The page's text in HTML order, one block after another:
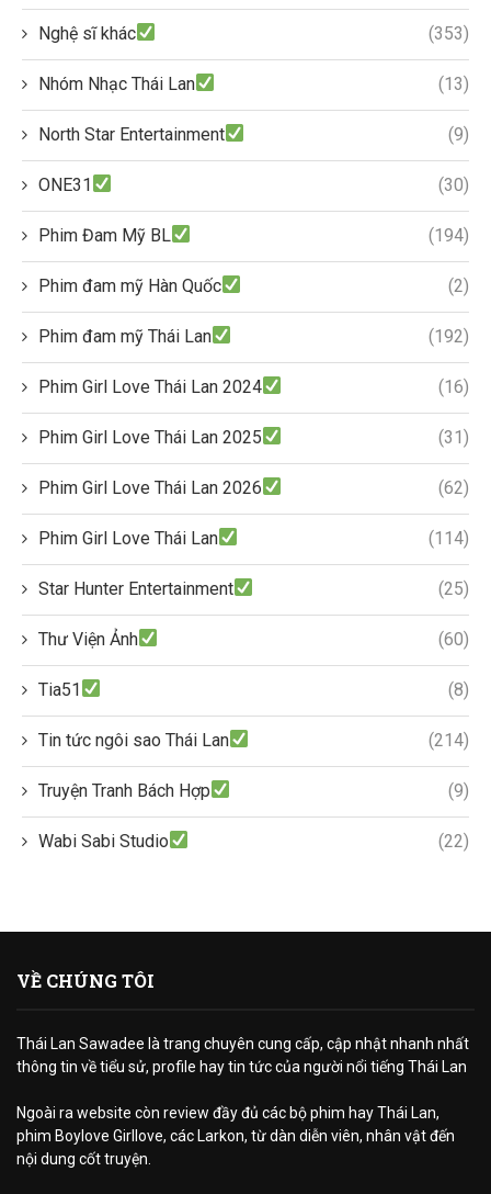
Nghệ sĩ khác (353)
Nhóm Nhạc Thái Lan (13)
North Star Entertainment (9)
ONE31 (30)
Phim Đam Mỹ BL (194)
Phim đam mỹ Hàn Quốc (2)
Phim đam mỹ Thái Lan (192)
Phim Girl Love Thái Lan 2024 (16)
Phim Girl Love Thái Lan 2025 (31)
Phim Girl Love Thái Lan 2026 (62)
Phim Girl Love Thái Lan (114)
Star Hunter Entertainment (25)
Thư Viện Ảnh (60)
Tia51 (8)
Tin tức ngôi sao Thái Lan (214)
Truyện Tranh Bách Hợp (9)
Wabi Sabi Studio (22)
VỀ CHÚNG TÔI
Thái Lan Sawadee là trang chuyên cung cấp, cập nhật nhanh nhất
thông tin về tiểu sử, profile hay tin tức của người nổi tiếng Thái Lan
Ngoài ra website còn review đầy đủ các bộ phim hay Thái Lan,
phim Boylove Girllove, các Larkon, từ dàn diễn viên, nhân vật đến
nội dung cốt truyện.